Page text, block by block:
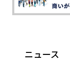
ニュース